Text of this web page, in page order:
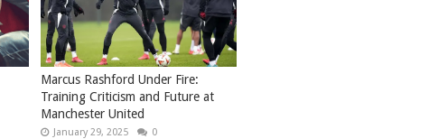
Marcus Rashford Under Fire:
Training Criticism and Future at
Manchester United
January 29, 2025 0